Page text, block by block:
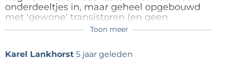
De bouw van de schakeling (met ‘klassieke’
onderdelen op gaatjesprint) zal voor niemand een
wensen!
onderdeeltjes in, maar geheel opgebouwd
met 'gewone' transistoren (en geen
afregelpunten!).
Toon meer
Karel Lankhorst 5 jaar geleden